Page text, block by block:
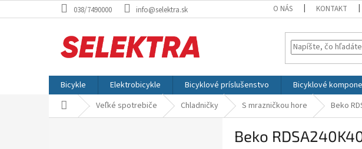
na
038/7490000 info@selektra.sk O NÁS KONTAKT
Bicykle Elektrobicykle Bicyklové príslušenstvo Bicyklové
DomovVeľké spotrebiče Chladničky S mrazničkou hore Beko
Beko